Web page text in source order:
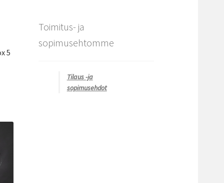
5
Toimitus- ja
sopimusehtomme
Tilaus -ja
sopimusehdot